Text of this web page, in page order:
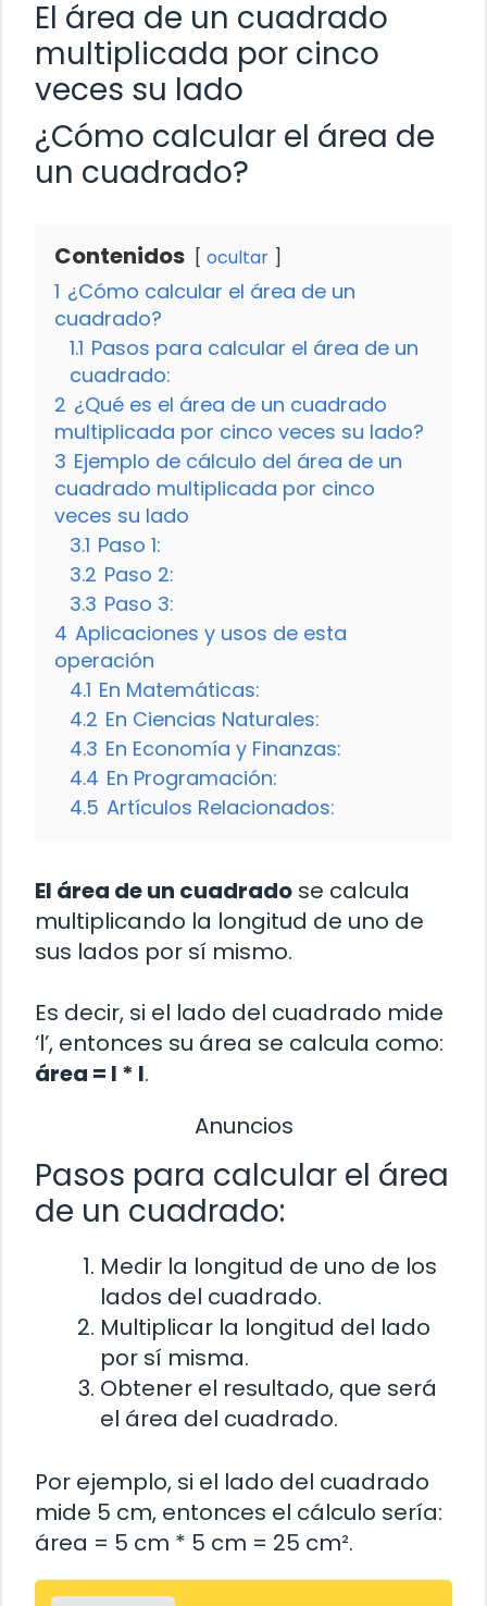
El área de un cuadrado
multiplicada por cinco
veces su lado
¿Cómo calcular el área de
un cuadrado?
Contenidos ocultar
1 ¿Cómo calcular el área de un
cuadrado?
1.1 Pasos para calcular el área de un
cuadrado:
2 ¿Qué es el área de un cuadrado
multiplicada por cinco veces su lado?
3 Ejemplo de cálculo del área de un
cuadrado multiplicada por cinco
veces su lado
3.1 Paso 1:
3.2 Paso 2:
3.3 Paso 3:
4 Aplicaciones y usos de esta
operación
4.1 En Matemáticas:
4.2 En Ciencias Naturales:
4.3 En Economía y Finanzas:
4.4 En Programación:
4.5 Artículos Relacionados:
El área de un cuadrado se calcula
multiplicando la longitud de uno de
sus lados por sí mismo.
Es decir, si el lado del cuadrado mide
‘l’, entonces su área se calcula como:
área = l * l.
Anuncios
Pasos para calcular el área
de un cuadrado:
Medir la longitud de uno de los
lados del cuadrado.
Multiplicar la longitud del lado
por sí misma.
Obtener el resultado, que será
el área del cuadrado.
Por ejemplo, si el lado del cuadrado
mide 5 cm, entonces el cálculo sería:
área = 5 cm * 5 cm = 25 cm².